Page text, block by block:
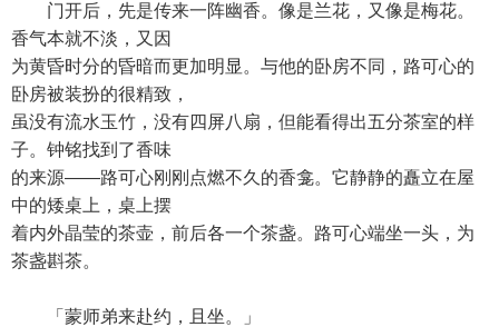
门开后，先是传来一阵幽香。像是兰花，又像是梅花。
香气本就不淡，又因
为黄昏时分的昏暗而更加明显。与他的卧房不同，路可心的
卧房被装扮的很精致，
虽没有流水玉竹，没有四屏八扇，但能看得出五分茶室的样
子。钟铭找到了香味
的来源——路可心刚刚点燃不久的香龛。它静静的矗立在屋
中的矮桌上，桌上摆
着内外晶莹的茶壶，前后各一个茶盏。路可心端坐一头，为
茶盏斟茶。
「蒙师弟来赴约，且坐。」